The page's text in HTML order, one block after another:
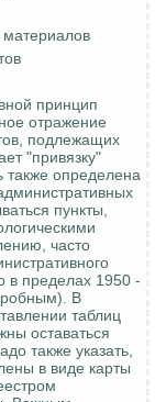
принцип
отражение
подлежащих
"привязку"
определена
пункты,
часто
в пределах 1950 -
В
таблиц
оставаться
также указать,
в виде карты